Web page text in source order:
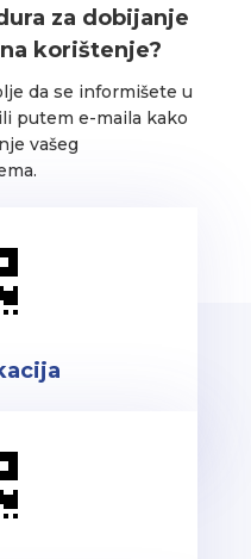
za dobijanje
korištenje?
da se informišete u
putem e-maila kako
vašeg